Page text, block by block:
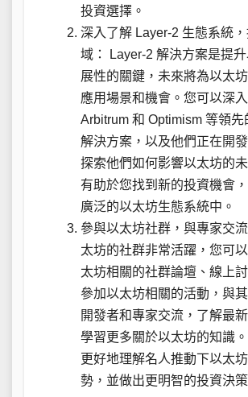
投資選擇。
深入了解 Layer-2 生態系統
域： Layer-2 解決方案是提
展性的關鍵，未來將為以太
應用場景和機會。您可以深
Arbitrum 和 Optimism 等領先
解決方案，以及他們正在開
探索他們如何影響以太坊的
有助於您找到新的投資機會
廣泛的以太坊生態系統中。
參與以太坊社群，與專家交
太坊的社群非常活躍，您可
太坊相關的社群論壇、線上
參加以太坊相關的活動，與
開發者和專家交流，了解最
學習更多關於以太坊的知識
更好地理解名人推動下以太
勢，並做出更明智的投資決策